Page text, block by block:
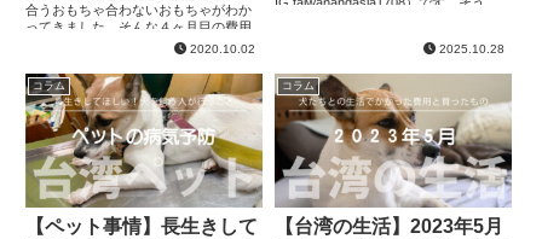
合うおもちゃ合わないおもちゃがわか
ってきました。そんな４ヶ月目の費用
まとめ今月も行ってみましょうー！
2020.10.02 2025.10.28
コラム
【ペット事情】長生きして
コラム
【台湾の生活】2023年5月